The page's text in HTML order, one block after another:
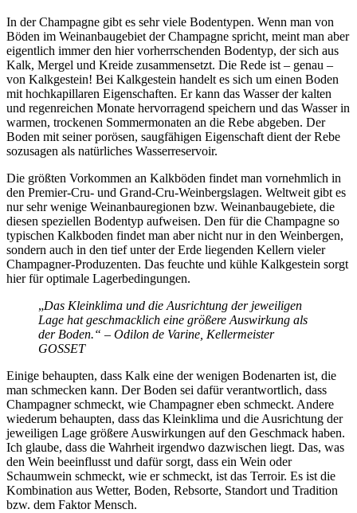
In der Champagne gibt es sehr viele Bodentypen. Wenn man von
Böden im Weinanbaugebiet der Champagne spricht, meint man aber
eigentlich immer den hier vorherrschenden Bodentyp, der sich aus
Kalk, Mergel und Kreide zusammensetzt. Die Rede ist – genau –
von Kalkgestein! Bei Kalkgestein handelt es sich um einen Boden
mit hochkapillaren Eigenschaften. Er kann das Wasser der kalten
und regenreichen Monate hervorragend speichern und das Wasser in
warmen, trockenen Sommermonaten an die Rebe abgeben. Der
Boden mit seiner porösen, saugfähigen Eigenschaft dient der Rebe
sozusagen als natürliches Wasserreservoir.
Die größten Vorkommen an Kalkböden findet man vornehmlich in
den Premier-Cru- und Grand-Cru-Weinbergslagen. Weltweit gibt es
nur sehr wenige Weinanbauregionen bzw. Weinanbaugebiete, die
diesen speziellen Bodentyp aufweisen. Den für die Champagne so
typischen Kalkboden findet man aber nicht nur in den Weinbergen,
sondern auch in den tief unter der Erde liegenden Kellern vieler
Champagner-Produzenten. Das feuchte und kühle Kalkgestein sorgt
hier für optimale Lagerbedingungen.
„Das Kleinklima und die Ausrichtung der jeweiligen
Lage hat geschmacklich eine größere Auswirkung als
der Boden.“ – Odilon de Varine, Kellermeister
GOSSET
Einige behaupten, dass Kalk eine der wenigen Bodenarten ist, die
man schmecken kann. Der Boden sei dafür verantwortlich, dass
Champagner schmeckt, wie Champagner eben schmeckt. Andere
wiederum behaupten, dass das Kleinklima und die Ausrichtung der
jeweiligen Lage größere Auswirkungen auf den Geschmack haben.
Ich glaube, dass die Wahrheit irgendwo dazwischen liegt. Das, was
den Wein beeinflusst und dafür sorgt, dass ein Wein oder
Schaumwein schmeckt, wie er schmeckt, ist das Terroir. Es ist die
Kombination aus Wetter, Boden, Rebsorte, Standort und Tradition
bzw. dem Faktor Mensch.